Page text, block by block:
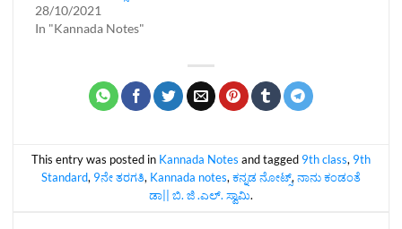
28/10/2021
In "Kannada Notes"
This entry was posted in Kannada Notes and tagged 9th class, 9th
Standard, 9ನೇ ತರಗತಿ, Kannada notes, ಕನ್ನಡ ನೋಟ್ಸ್‌, ನಾನು ಕಂಡಂತೆ
ಡಾ|| ಬಿ. ಜಿ .ಎಲ್‌. ಸ್ವಾಮಿ.